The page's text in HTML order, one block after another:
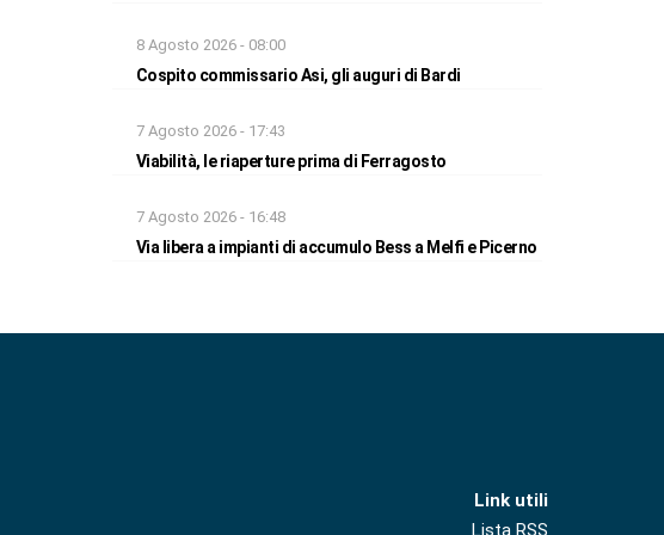
8 Agosto 2026 - 08:00
Cospito commissario Asi, gli auguri di Bardi
7 Agosto 2026 - 17:43
Viabilità, le riaperture prima di Ferragosto
7 Agosto 2026 - 16:48
Via libera a impianti di accumulo Bess a Melfi e Picerno
Link utili
Lista RSS